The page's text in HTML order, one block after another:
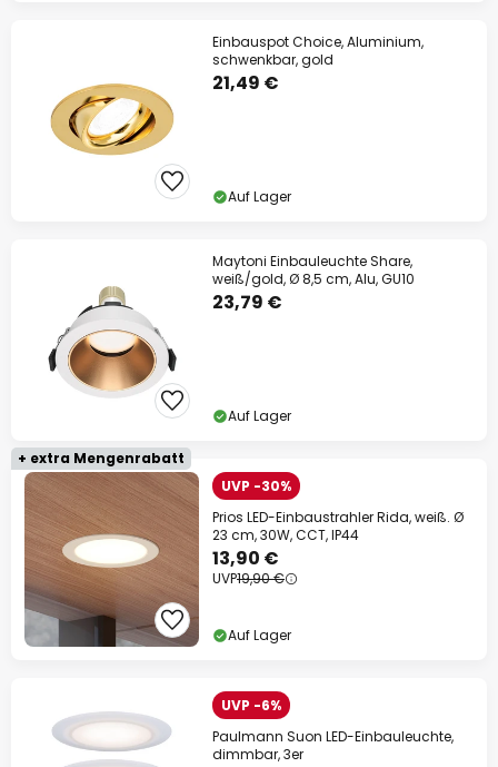
Einbauspot Choice, Aluminium,
schwenkbar, gold
21,49 €
Auf Lager
Maytoni Einbauleuchte Share,
weiß/gold, Ø 8,5 cm, Alu, GU10
23,79 €
Auf Lager
+ extra Mengenrabatt
UVP -30%
Prios LED-Einbaustrahler Rida, weiß. Ø
23 cm, 30W, CCT, IP44
13,90 €
UVP19,90 €
Auf Lager
UVP -6%
Paulmann Suon LED-Einbauleuchte,
dimmbar, 3er